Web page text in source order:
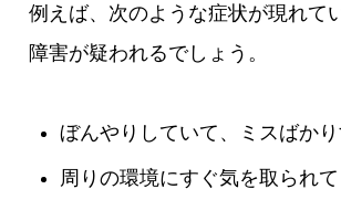
例えば、次のような症状が現れて
障害が疑われるでしょう。
ぼんやりしていて、ミスばか
周りの環境にすぐ気を取られて